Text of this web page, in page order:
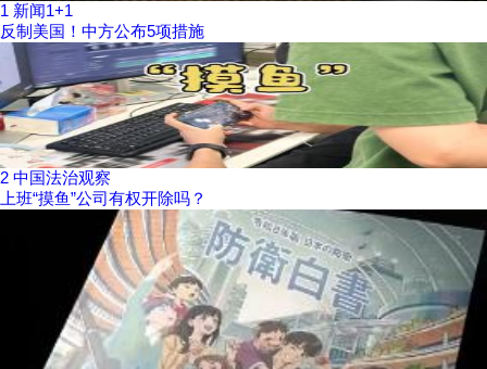
1 新闻1+1
反制美国！中方公布5项措施
2 中国法治观察
上班“摸鱼”公司有权开除吗？